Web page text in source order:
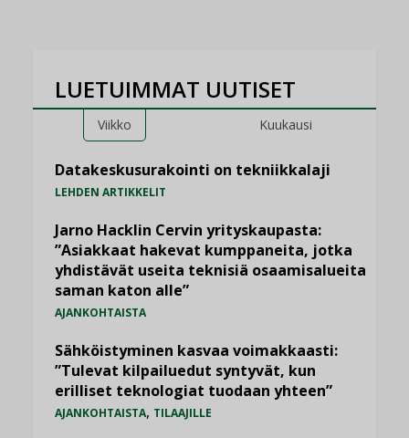
LUETUIMMAT UUTISET
Viikko Kuukausi
Datakeskusurakointi on tekniikkalaji
LEHDEN ARTIKKELIT
Jarno Hacklin Cervin yrityskaupasta:
”Asiakkaat hakevat kumppaneita, jotka
yhdistävät useita teknisiä osaamisalueita
saman katon alle”
AJANKOHTAISTA
Sähköistyminen kasvaa voimakkaasti:
”Tulevat kilpailuedut syntyvät, kun
erilliset teknologiat tuodaan yhteen”
AJANKOHTAISTA, TILAAJILLE